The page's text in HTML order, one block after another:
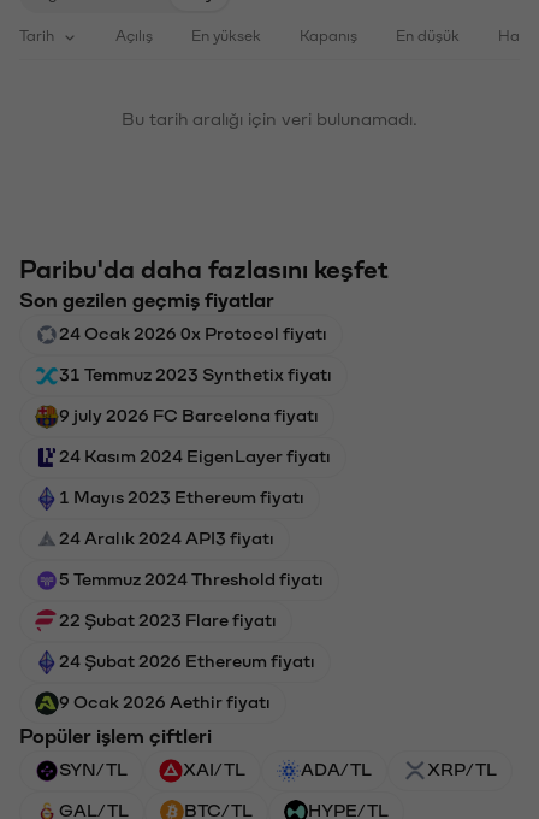
Tarih Açılış En yüksek Kapanış En düşük
Bu tarih aralığı için veri bulunamadı.
Paribu'da daha fazlasını keşfet
Son gezilen geçmiş fiyatlar
24 Ocak 2026 0x Protocol fiyatı
31 Temmuz 2023 Synthetix fiyatı
9 july 2026 FC Barcelona fiyatı
24 Kasım 2024 EigenLayer fiyatı
1 Mayıs 2023 Ethereum fiyatı
24 Aralık 2024 API3 fiyatı
5 Temmuz 2024 Threshold fiyatı
22 Şubat 2023 Flare fiyatı
24 Şubat 2026 Ethereum fiyatı
9 Ocak 2026 Aethir fiyatı
Popüler işlem çiftleri
SYN/TL XAI/TL ADA/TL XRP/TL
GAL/TL BTC/TL HYPE/TL